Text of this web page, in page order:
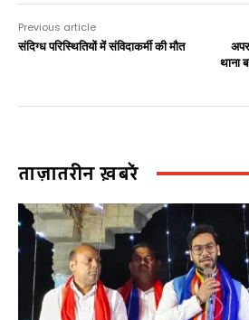
Previous article
संदिग्ध परिस्थितियों में संविदाकर्मी की मौत
थाना
ताज़ातरीन ख़बरें